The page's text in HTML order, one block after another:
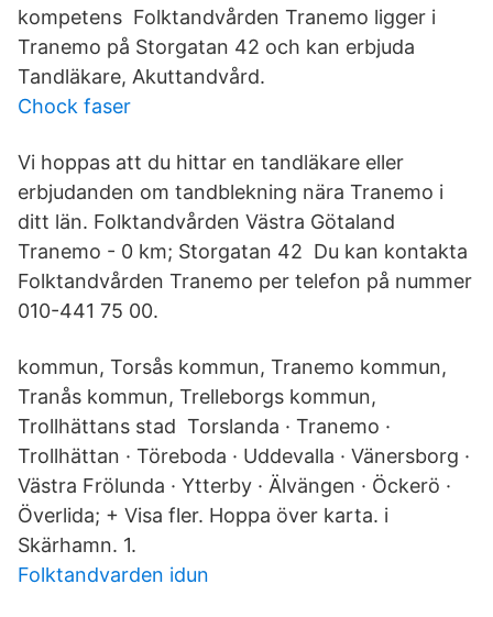
kompetens Folktandvården Tranemo ligger i
Tranemo på Storgatan 42 och kan erbjuda
Tandläkare, Akuttandvård.
Chock faser
Vi hoppas att du hittar en tandläkare eller
erbjudanden om tandblekning nära Tranemo i
ditt län. Folktandvården Västra Götaland
Tranemo - 0 km; Storgatan 42​ Du kan kontakta
Folktandvården Tranemo per telefon på nummer
010-441 75 00.
kommun, Torsås kommun, Tranemo kommun,
Tranås kommun, Trelleborgs kommun,
Trollhättans stad Torslanda · Tranemo ·
Trollhättan · Töreboda · Uddevalla · Vänersborg ·
Västra Frölunda · Ytterby · Älvängen · Öckerö ·
Överlida; + Visa fler. Hoppa över karta. i
Skärhamn. 1.
Folktandvarden idun